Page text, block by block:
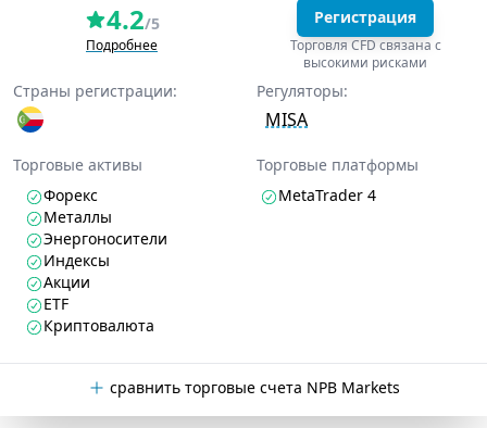
4.2/5
Подробнее
Регистрация
Торговля CFD связана с
высокими рисками
Страны регистрации: Регуляторы:
MISA
Торговые активы
Форекс
Металлы
Энергоносители
Индексы
Акции
ETF
Криптовалюта
Торговые платформы
MetaTrader 4
сравнить торговые счета NPB Markets